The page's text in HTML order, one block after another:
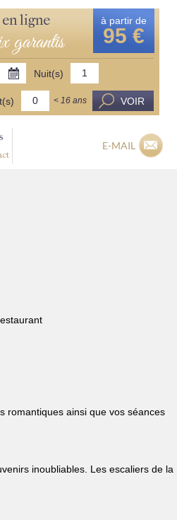
ligne
garantis
à partir de
95 €
Nuit(s)
< 16 ans VOIR
E-MAIL
romantiques ainsi que vos séances
inoubliables. Les escaliers de la